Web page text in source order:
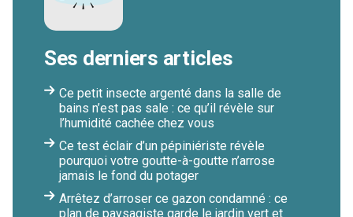
Ses derniers articles
Ce petit insecte argenté dans la salle de
bains n’est pas sale : ce qu’il révèle sur
l’humidité cachée chez vous
Ce test éclair d’un pépiniériste révèle
pourquoi votre goutte-à-goutte n’arrose
jamais le fond du potager
Arrêtez d’arroser ce gazon condamné : ce
plan de paysagiste garde le jardin vert et